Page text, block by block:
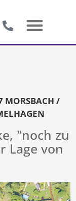
MORSBACH /
"noch zu
Lage von